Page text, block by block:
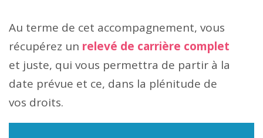
Au terme de cet accompagnement, vous
récupérez un relevé de carrière complet
et juste, qui vous permettra de partir à la
date prévue et ce, dans la plénitude de
vos droits.